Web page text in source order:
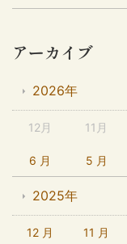
アーカイブ
2026年
12月 11月
6 月 5 月
2025年
12 月 11 月